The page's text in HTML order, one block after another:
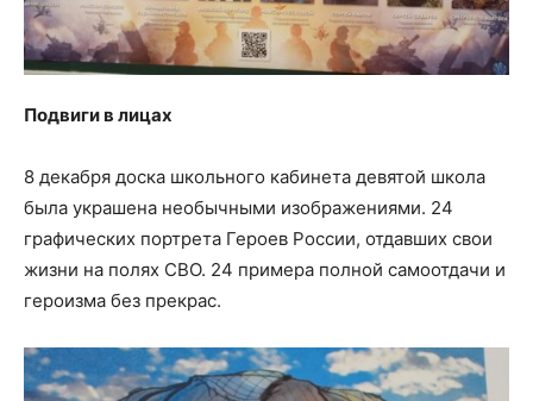
Подвиги в лицах
8 декабря доска школьного кабинета девятой школа
была украшена необычными изображениями. 24
графических портрета Героев России, отдавших свои
жизни на полях СВО. 24 примера полной самоотдачи и
героизма без прекрас.